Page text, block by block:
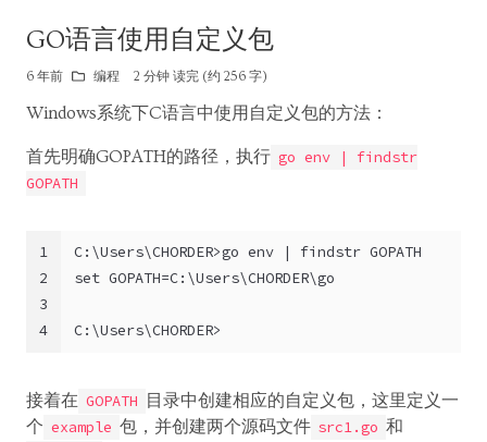
GO语言使用自定义包
6 年前 编程 2 分钟 读完 (约 256 字)
Windows系统下C语言中使用自定义包的方法：
首先明确GOPATH的路径，执行 go env | findstr
GOPATH
1
2
3
4
C:\Users\CHORDER>go env | findstr GOPATH
set GOPATH=C:\Users\CHORDER\go
C:\Users\CHORDER>
接着在 GOPATH
目录中创建相应的自定义包，这里定义一
个 example 包，并创建两个源码文件 src1.go 和